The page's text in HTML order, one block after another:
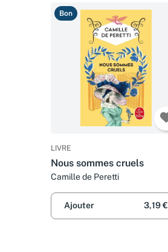
Bon
LIVRE
Nous sommes cruels
Camille de Peretti
Ajouter 3,19 €